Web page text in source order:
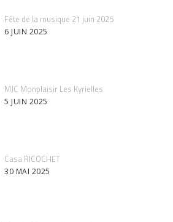
Fête de la musique 21 juin 2025
6 JUIN 2025
MJC Monplaisir Les Kyrielles
5 JUIN 2025
Casa RICOCHET
30 MAI 2025